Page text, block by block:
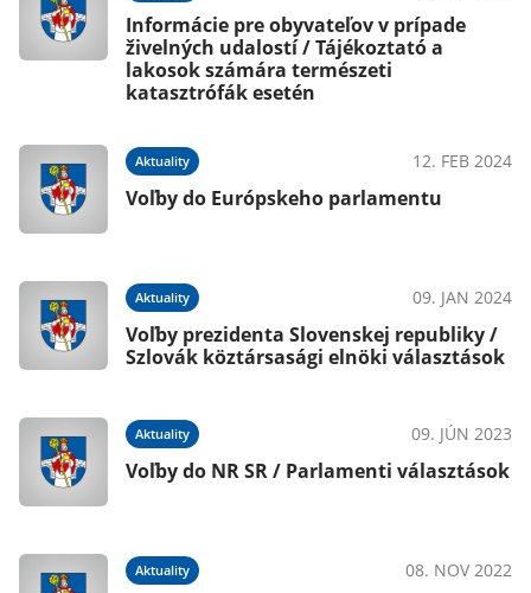
Informácie pre obyvateľov v prípade
živelných udalostí / Tájékoztató a
lakosok számára természeti
katasztrófák esetén
Aktuality 12. FEB 2024
Voľby do Európskeho parlamentu
Aktuality 09. JAN 2024
Voľby prezidenta Slovenskej republiky /
Szlovák köztársasági elnöki választások
Aktuality 09. JÚN 2023
Voľby do NR SR / Parlamenti választások
Aktuality 08. NOV 2022